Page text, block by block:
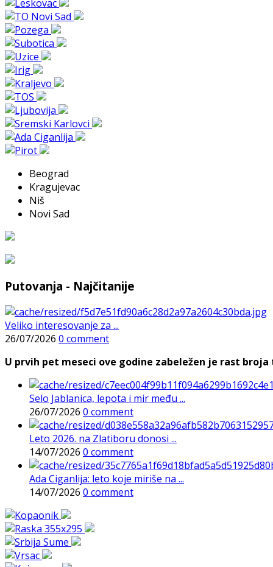
Beograd
Kragujevac
Niš
Novi Sad
Putovanja - Najčitanije
Veliko interesovanje za ...
26/07/2026 0 comment
U prvih pet meseci ove godine zabeležen je rast
Selo Jablanica, lepota i mir među ...
26/07/2026 0 comment
Leto 2026. na Zlatiboru donosi ...
14/07/2026 0 comment
Ada Ciganlija: leto koje miriše na ...
14/07/2026 0 comment